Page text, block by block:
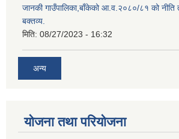
जानकी गाउँपालिका,बाँकेको आ.व.२०८०/८१ को नीति
बक्तव्य.
मिति: 08/27/2023 - 16:32
अन्य
योजना तथा परियोजना